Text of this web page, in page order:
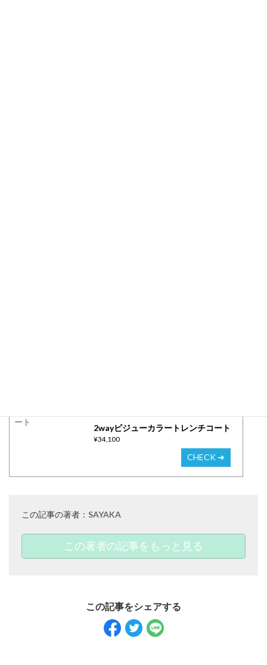
2wayビジューカラートレンチコート
¥34,100
CHECK ➜
この記事の著者： SAYAKA
この著者の記事をもっと見る